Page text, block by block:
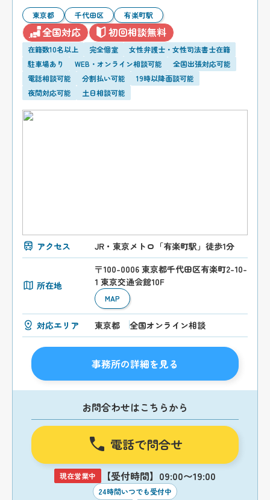
東京都 千代田区 有楽町駅
全国対応 初回相談無料
在籍数10名以上 完全個室
女性弁護士・女性司法書士在籍
駐車場あり
WEB・オンライン相談可能
全国出張対応可能
電話相談可能
分割払い可能
19時以降面談可能
夜間対応可能
土日相談可能
アクセス JR・東京メトロ「有楽町駅」徒歩1分
所在地
〒100-0006 東京都千代田区有楽町2-10-
1 東京交通会館10F
MAP
対応エリア 東京都 全国オンライン相談
事務所の詳細を見る
お問合わせはこちらから
電話で問合せ
現在営業中 【受付時間】09:00〜19:00
24時間いつでも受付中